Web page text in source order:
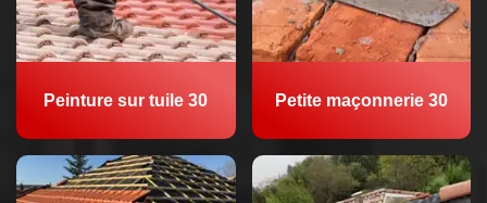
Peinture sur tuile 30 Petite maçonnerie 30